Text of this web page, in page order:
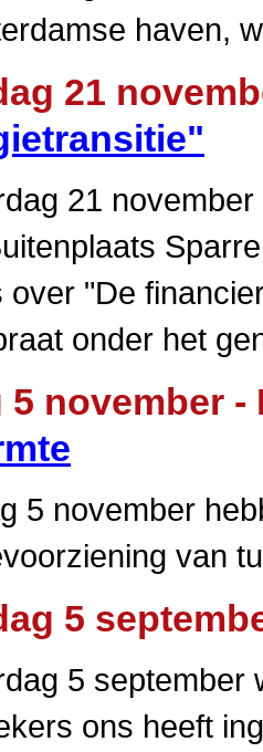
haven,
21
21
over "De
onder het
5 november
5 november
van
5
5 september
ons heeft